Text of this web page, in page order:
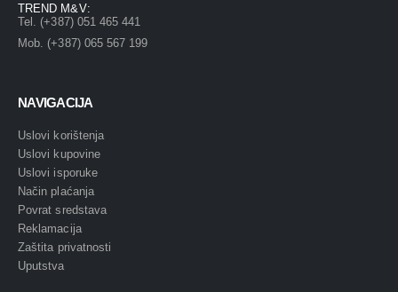
TREND M&V:
Tel. (+387) 051 465 441
Mob. (+387) 065 567 199
NAVIGACIJA
Uslovi korištenja
Uslovi kupovine
Uslovi isporuke
Način plaćanja
Povrat sredstava
Reklamacija
Zaštita privatnosti
Uputstva